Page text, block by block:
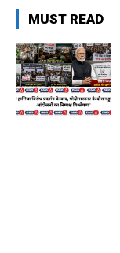
MUST READ